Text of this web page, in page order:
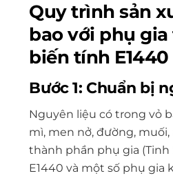
Quy trình sản
bao với phụ
biến tính E1440
Bước 1: Chuẩn bị
Nguyên liệu có trong vỏ
mì, men nở, đường, muối,
thành phần phụ gia
E1440 và một số phụ gia